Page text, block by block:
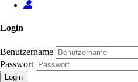
Login
Benutzername
Passwort
Login